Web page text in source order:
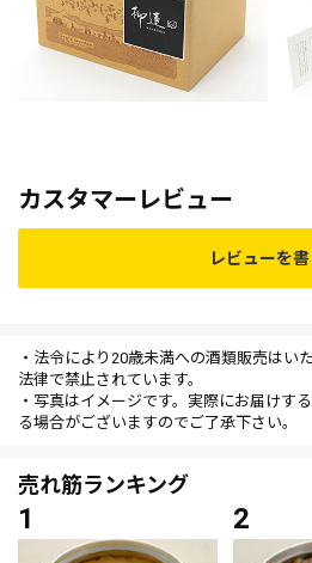
カスタマーレビュー
レビューを書
・法令により20歳未満への酒類販売はい
法律で禁止されています。
・写真はイメージです。実際にお届けす
る場合がございますのでご了承下さい。
売れ筋ランキング